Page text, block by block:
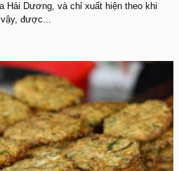
Hải Dương, và chỉ xuất hiện theo khi
được...